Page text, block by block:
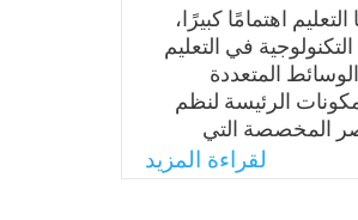
فاعلية استخدام منصة المودل ((Moodle التعليمية في تنمية
لدى أعضاء هيئة
عُمان؟
اهتمامًا كبيرًا،
في التعليم
المتعددة
الرئيسة لنظم
المخصصة التي
الإلكترونية،
التعليمية، والمتابعة
لقراءة المزيد